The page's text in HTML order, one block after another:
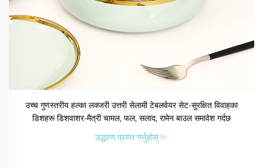
उच्च गुणस्तरीय हल्का लक्जरी उत्तरी सेलामी टेबलवेयर सेट-सुरक्षित विवाहका
डिशहरू डिशवाशर-मैत्री चामल, फल, सलाद, रामेन बाउल समावेश गर्दछ
उद्धरण प्राप्त गर्नुहोस्